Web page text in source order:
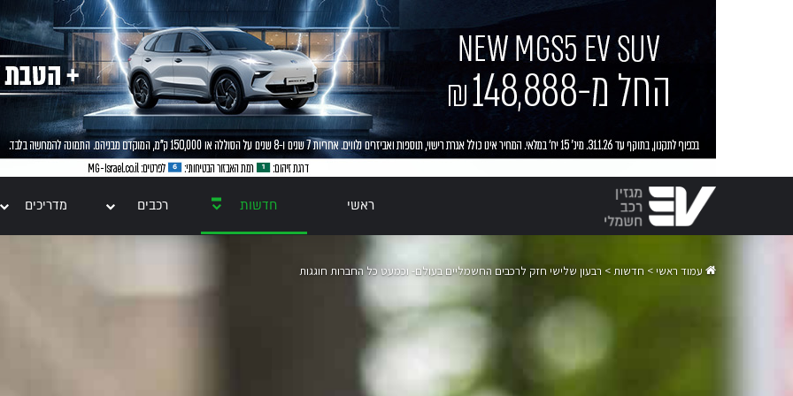
ראשי חדשות רכבים מדריכים
עמוד ראשי> חדשות> רבעון שלישי חזק לרכבים החשמליים בעולם- וכמעט כל החברות חוגגות